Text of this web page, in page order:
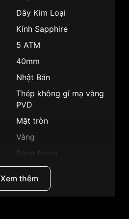
Dây Kim Loại
Kính Sapphire
5 ATM
40mm
Nhật Bản
Thép không gỉ mạ vàng
PVD
Mặt tròn
Vàng
Sang trọng
Dạ quang, Giờ, phút, giây,
Lịch ngày
Xem thêm